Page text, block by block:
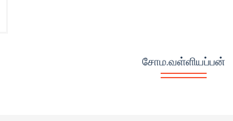
சோம.வள்ளியப்பன்